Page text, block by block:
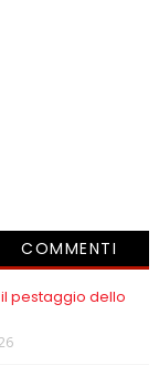
COMMENTI
pestaggio dello